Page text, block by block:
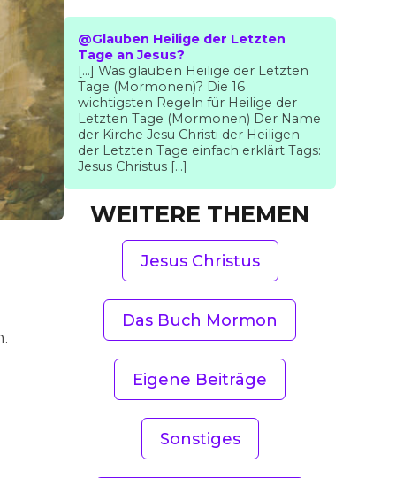
@Glauben Heilige der Letzten
Tage an Jesus?
[…] Was glauben Heilige der Letzten
Tage (Mormonen)? Die 16
wichtigsten Regeln für Heilige der
Letzten Tage (Mormonen) Der Name
der Kirche Jesu Christi der Heiligen
der Letzten Tage einfach erklärt Tags:
Jesus Christus […]
WEITERE THEMEN
Jesus Christus
Das Buch Mormon
Eigene Beiträge
Sonstiges